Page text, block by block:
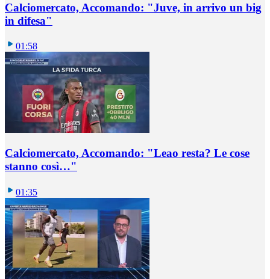
Calciomercato, Accomando: "Juve, in arrivo un big
in difesa"
01:58
Calciomercato, Accomando: "Leao resta? Le cose
stanno così…"
01:35